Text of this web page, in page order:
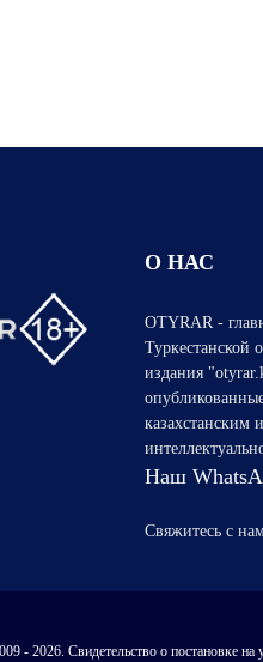
О НАС
OTYRAR -
Туркестанской
издания
казахстанским
Наш
Свяжитесь с
- 2026. Свидетельство о постановке